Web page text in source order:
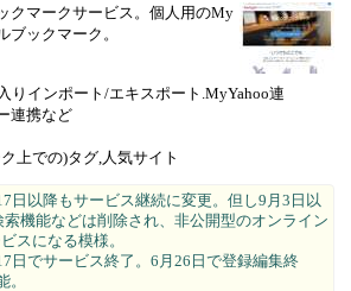
クマークサービス。個人用のMy
ブックマーク。
りインポート/エキスポート.MyYahoo連
連携など
上での)タグ,人気サイト
日以降もサービス継続に変更。但し9月3日以
機能などは削除され、非公開型のオンライン
スになる模様。
日でサービス終了。6月26日で登録編集終